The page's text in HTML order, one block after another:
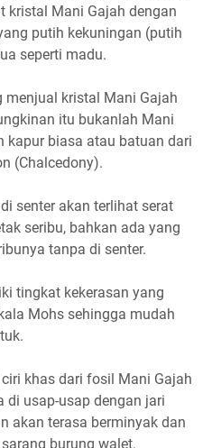
kristal Mani Gajah dengan
putih kekuningan (putih
seperti madu.
kristal Mani Gajah
itu bukanlah Mani
kapur biasa atau batuan dari
(Chalcedony).
senter akan terlihat serat
seribu, bahkan ada yang
tanpa di senter.
tingkat kekerasan yang
Mohs sehingga mudah
khas dari fosil Mani Gajah
di usap-usap dengan jari
akan terasa berminyak dan
burung walet.